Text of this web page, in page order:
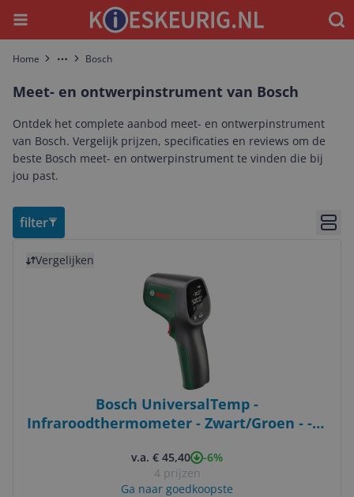
Menu
Home More Bosch
Meet- en ontwerpinstrument van Bosch
Ontdek het complete aanbod meet- en ontwerpinstrument
van Bosch. Vergelijk prijzen, specificaties en reviews om de
beste Bosch meet- en ontwerpinstrument te vinden die bij
jou past.
filter
Vergelijken
Bosch UniversalTemp -
Infraroodthermometer - Zwart/Groen - -30
v.a. € 45,40
-6%
4 prijzen
Ga naar goedkoopste